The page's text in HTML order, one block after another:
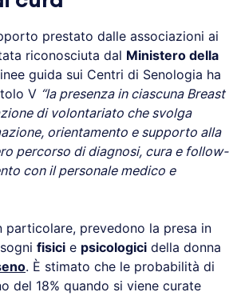
prestato dalle associazioni ai
riconosciuta dal Ministero della
guida sui Centri di Senologia ha
V “la presenza in ciascuna Breast
di volontariato che svolga
orientamento e supporto alla
percorso di diagnosi, cura e follow-
con il personale medico e
particolare, prevedono la presa in
fisici e psicologici della donna
. È stimato che le probabilità di
del 18% quando si viene curate